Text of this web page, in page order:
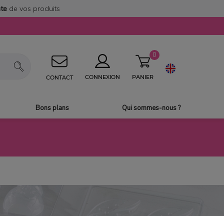
de vos produits
CONTACT CONNEXION PANIER
0
Bons plans Qui sommes-nous ?